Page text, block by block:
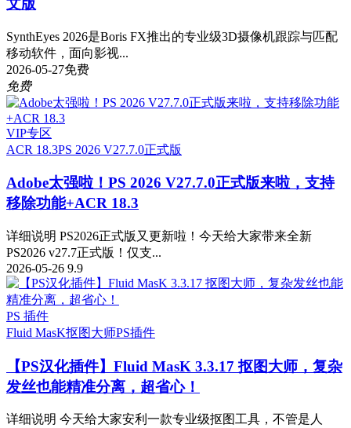
文版
SynthEyes 2026是Boris FX推出的专业级3D摄像机跟踪与匹配
移动软件，面向影视...
2026-05-27免费
免费
VIP专区
ACR 18.3PS 2026 V27.7.0正式版
Adobe太强啦！PS 2026 V27.7.0正式版来啦，支持
移除功能+ACR 18.3
详细说明 PS2026正式版又更新啦！今天给大家带来全新
PS2026 v27.7正式版！仅支...
2026-05-26 9.9
PS 插件
Fluid MasK抠图大师PS插件
【PS汉化插件】Fluid MasK 3.3.17 抠图大师，复杂
发丝也能精准分离，超省心！
详细说明 今天给大家安利一款专业级抠图工具，不管是人